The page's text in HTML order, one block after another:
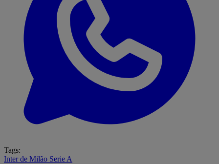
Tags:
Inter de Milão Serie A